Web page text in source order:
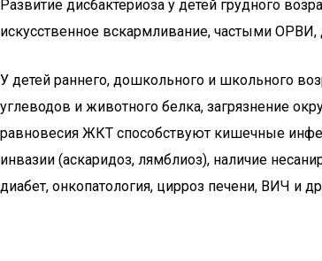
Развитие дисбактериоза у детей грудного
искусственное вскармливание, частыми ОРВИ,
У детей раннего, дошкольного и школьного
углеводов и животного белка, загрязнение
равновесия ЖКТ способствуют кишечные
инвазии (аскаридоз, лямблиоз), наличие
диабет, онкопатология, цирроз печени, ВИЧ и